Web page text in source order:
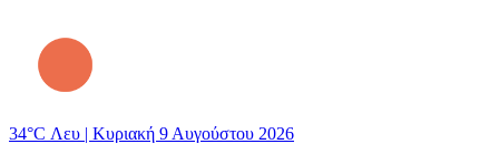
34°C Λευ | Κυριακή 9 Αυγούστου 2026